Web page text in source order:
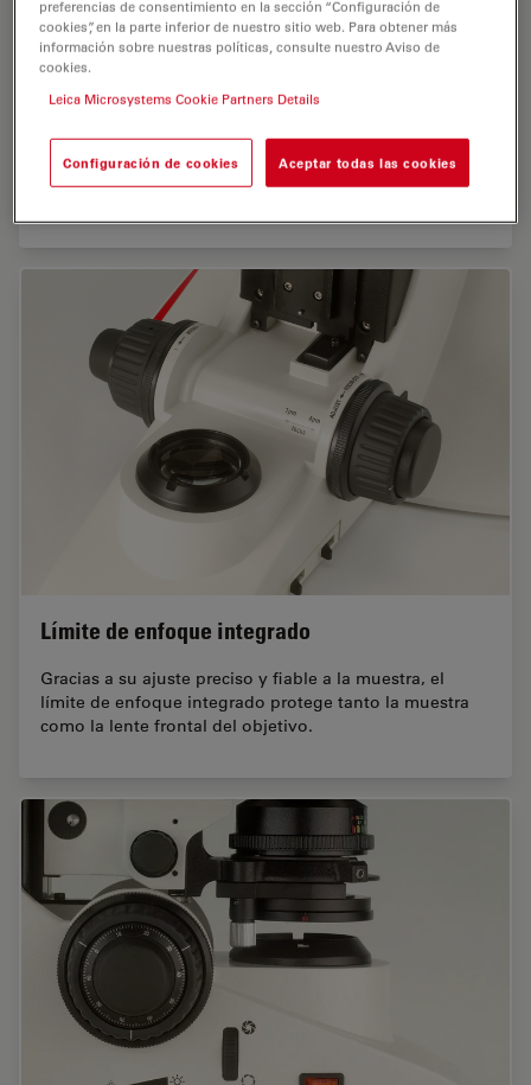
Platina modular y flexible
Algunas aplicaciones requieren un equipo especial.
Con Leica DM2500 P modular , la platina giratoria de
enclavamiento de 45° o sin él se intercambia fácilmente
por una platina fija para experimentos de
Límite de enfoque integrado
Gracias a su ajuste preciso y fiable a la muestra, el
límite de enfoque integrado protege tanto la muestra
como la lente frontal del objetivo.
preferencias de consentimiento en la sección “Configuración de
cookies”, en la parte inferior de nuestro sitio web. Para obtener más
información sobre nuestras políticas, consulte nuestro Aviso de
cookies.
Leica Microsystems Cookie Partners Details
Configuración de cookies Aceptar todas las cookies